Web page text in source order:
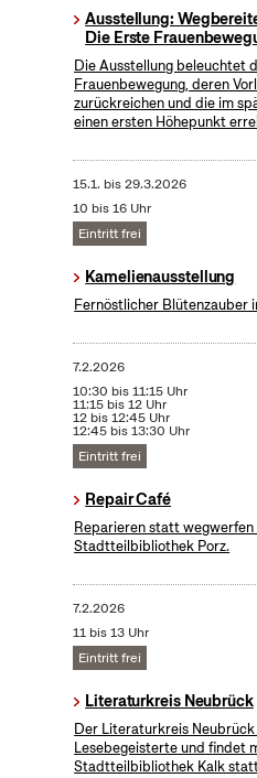
Ausstellung:
Die Erste
Die Ausstellung beleuchtet
Frauenbewegung, deren
zurückreichen und die im
einen ersten Höhepunkt
15.1. bis29.3.2026
10 bis 16 Uhr
Eintritt frei
Kamelienausstellung
Fernöstlicher Blütenzauber
7.2.2026
10:30 bis 11:15 Uhr
11:15 bis 12 Uhr
12 bis 12:45 Uhr
12:45 bis 13:30 Uhr
Eintritt frei
Repair Café
Reparieren statt wegwerfen
Stadtteilbibliothek Porz.
7.2.2026
11 bis 13 Uhr
Eintritt frei
Literaturkreis Neubrück
Der Literaturkreis
Lesebegeisterte und findet
Stadtteilbibliothek Kalk